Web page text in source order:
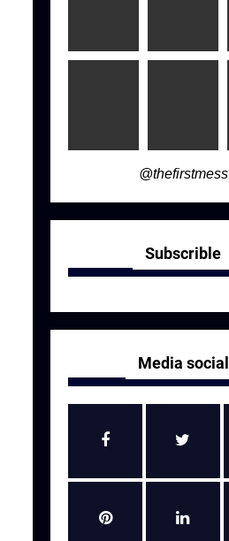
@thefirstmess
Subscrible
Media social